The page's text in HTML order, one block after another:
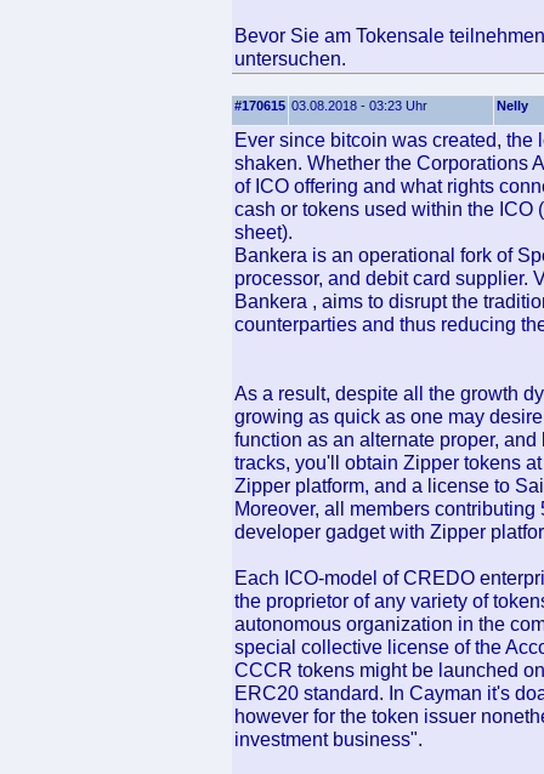
Bevor Sie am Tokensale
untersuchen.
#170615 03.08.2018 - 03:23 Uhr Nelly
Ever since bitcoin was created,
shaken. Whether the Corporations
of ICO offering and what rights
cash or tokens used within the ICO
sheet).
Bankera is an operational fork of
processor, and debit card supplier.
Bankera , aims to disrupt the
counterparties and thus reducing
As a result, despite all the growth
growing as quick as one may
function as an alternate proper,
tracks, you'll obtain Zipper tokens
Zipper platform, and a license to
Moreover, all members
developer gadget with Zipper
Each ICO-model of CREDO
the proprietor of any variety of
autonomous organization in the
special collective license of the
CCCR tokens might be launched
ERC20 standard. In Cayman it's
however for the token issuer
investment business".